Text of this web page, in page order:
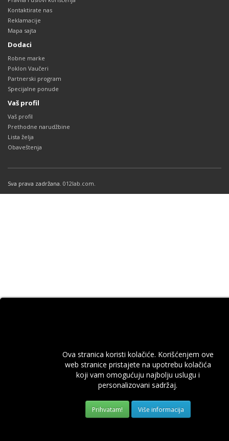
Ova stranica koristi kolačiće. Korišćenjem ove
web stranice pristajete na upotrebu kolačića
koji vam omogućuju najbolju uslugu i
personalizovani sadržaj.
Više informacija
Kontaktirate nas
Reklamacije
Mapa sajta
Dodaci
Robne marke
Poklon Vaučeri
Partnerski program
Specijalne ponude
Vaš profil
Vaš profil
Prethodne narudžbine
Lista želja
Obaveštenja
Sva prava zadržana. 012lab.com